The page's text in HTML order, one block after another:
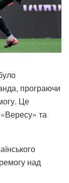
програючи
Це
та
над